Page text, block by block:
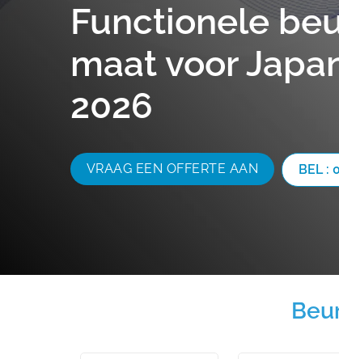
Functionele
maat voor
2026
VRAAG EEN OFFERTE AAN BEL :